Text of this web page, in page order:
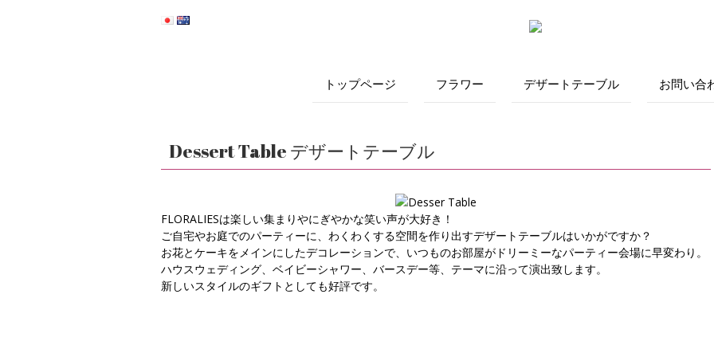
トップページ フラワー デザートテーブル お問い合
Dessert Table デザートテーブル
FLORALIESは楽しい集まりやにぎやかな笑い声が大好き！
ご自宅やお庭でのパーティーに、わくわくする空間を作り出すデザートテーブルはいかがですか？
お花とケーキをメインにしたデコレーションで、いつものお部屋がドリーミーなパーティー会場に早変わり。
ハウスウェディング、ベイビーシャワー、バースデー等、テーマに沿って演出致します。
新しいスタイルのギフトとしても好評です。